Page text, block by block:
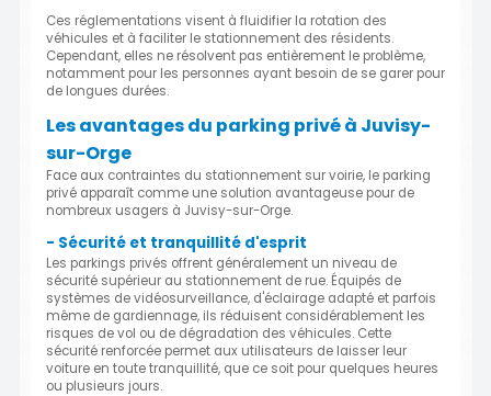
Ces réglementations visent à fluidifier la rotation des
véhicules et à faciliter le stationnement des résidents.
Cependant, elles ne résolvent pas entièrement le problème,
notamment pour les personnes ayant besoin de se garer pour
de longues durées.
Les avantages du parking privé à Juvisy-
sur-Orge
Face aux contraintes du stationnement sur voirie, le parking
privé apparaît comme une solution avantageuse pour de
nombreux usagers à Juvisy-sur-Orge.
- Sécurité et tranquillité d'esprit
Les parkings privés offrent généralement un niveau de
sécurité supérieur au stationnement de rue. Équipés de
systèmes de vidéosurveillance, d'éclairage adapté et parfois
même de gardiennage, ils réduisent considérablement les
risques de vol ou de dégradation des véhicules. Cette
sécurité renforcée permet aux utilisateurs de laisser leur
voiture en toute tranquillité, que ce soit pour quelques heures
ou plusieurs jours.